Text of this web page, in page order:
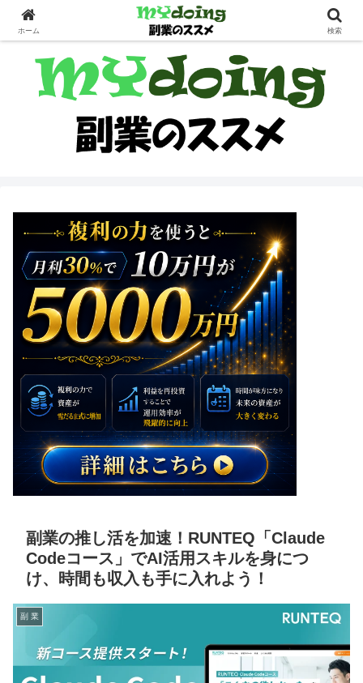
副業界隈
副業の推し活を加速！RUNTEQ「Claude
Codeコース」でAI活用スキルを身につ
け、時間も収入も手に入れよう！
副 業
ホーム 検索